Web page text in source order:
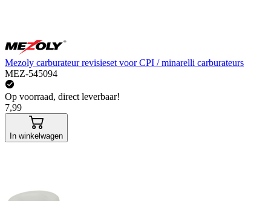
Mezoly carburateur revisieset voor CPI / minarelli carburateurs
MEZ-545094
Op voorraad, direct leverbaar!
7,99
In winkelwagen